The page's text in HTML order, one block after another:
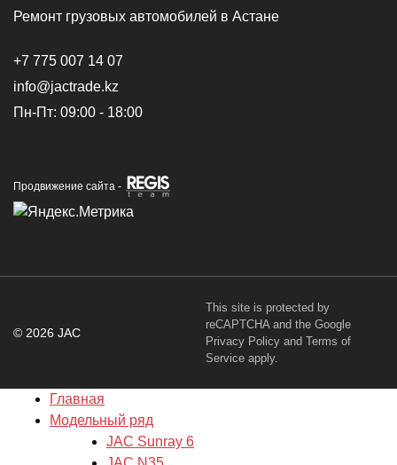
Ремонт грузовых автомобилей в Астане
+7 775 007 14 07
info@jactrade.kz
Пн-Пт: 09:00 - 18:00
Продвижение сайта -
© 2026 JAC
This site is protected by
reCAPTCHA and the Google
Privacy Policy and Terms of
Service apply.
Главная
Модельный ряд
JAC Sunray 6